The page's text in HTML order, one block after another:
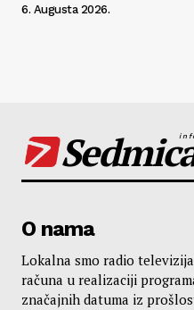
6. Augusta 2026.
O nama
Lokalna smo radio
računa u realizaciji
značajnih datuma iz